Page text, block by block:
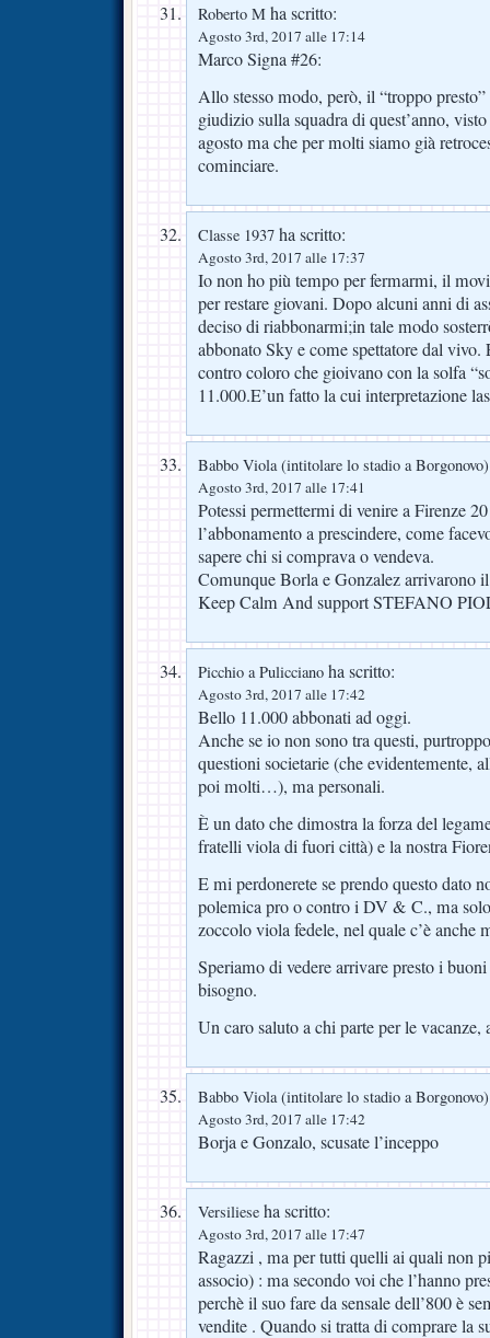
Roberto M ha scritto:
Agosto 3rd, 2017 alle 17:14
Marco Signa #26:
Allo stesso modo, però, il “troppo
giudizio sulla squadra di quest’anno,
agosto ma che per molti siamo già
cominciare.
Classe 1937 ha scritto:
Agosto 3rd, 2017 alle 17:37
Io non ho più tempo per fermarmi, il
per restare giovani. Dopo alcuni anni di
deciso di riabbonarmi;in tale modo
abbonato Sky e come spettatore dal vivo.
contro coloro che gioivano con la solfa
11.000.E’un fatto la cui interpretazione
Babbo Viola (intitolare lo stadio a Borgonovo)
Agosto 3rd, 2017 alle 17:41
Potessi permettermi di venire a Firenze
l’abbonamento a prescindere, come
sapere chi si comprava o vendeva.
Comunque Borla e Gonzalez arrivarono
Keep Calm And support STEFANO
Picchio a Pulicciano ha scritto:
Agosto 3rd, 2017 alle 17:42
Bello 11.000 abbonati ad oggi.
Anche se io non sono tra questi,
questioni societarie (che evidentemente,
poi molti…), ma personali.
È un dato che dimostra la forza del
fratelli viola di fuori città) e la nostra
E mi perdonerete se prendo questo dato
polemica pro o contro i DV & C., ma
zoccolo viola fedele, nel quale c’è anche
Speriamo di vedere arrivare presto i
bisogno.
Un caro saluto a chi parte per le vacanze,
Babbo Viola (intitolare lo stadio a Borgonovo)
Agosto 3rd, 2017 alle 17:42
Borja e Gonzalo, scusate l’inceppo
Versiliese ha scritto:
Agosto 3rd, 2017 alle 17:47
Ragazzi , ma per tutti quelli ai quali non
associo) : ma secondo voi che l’hanno
perchè il suo fare da sensale dell’800 è
vendite . Quando si tratta di comprare la